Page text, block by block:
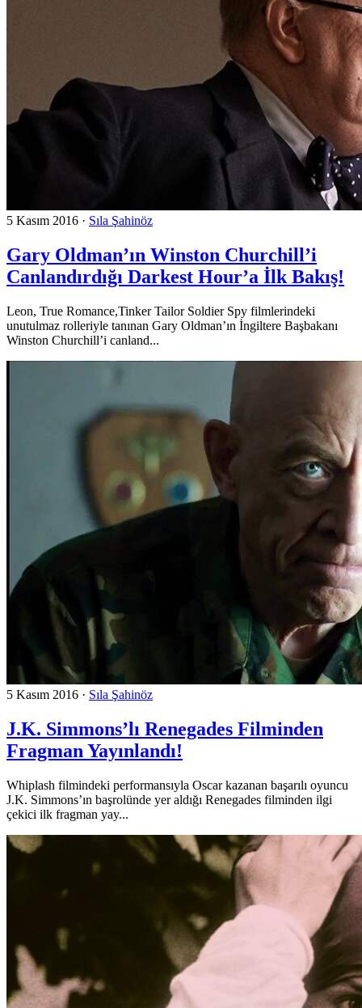
5 Kasım 2016 · Sıla Şahinöz
Gary Oldman’ın Winston Churchill’i
Canlandırdığı Darkest Hour’a İlk Bakış!
Leon, True Romance,Tinker Tailor Soldier Spy filmlerindeki
unutulmaz rolleriyle tanınan Gary Oldman’ın İngiltere Başbakanı
Winston Churchill’i canland...
5 Kasım 2016 · Sıla Şahinöz
J.K. Simmons’lı Renegades Filminden
Fragman Yayınlandı!
Whiplash filmindeki performansıyla Oscar kazanan başarılı oyuncu
J.K. Simmons’ın başrolünde yer aldığı Renegades filminden ilgi
çekici ilk fragman yay...